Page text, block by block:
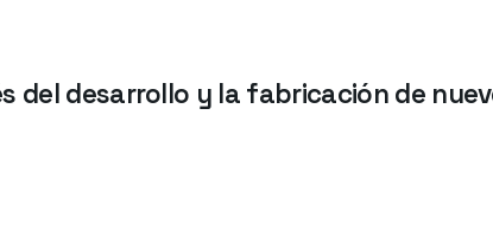
del desarrollo y la fabricación de